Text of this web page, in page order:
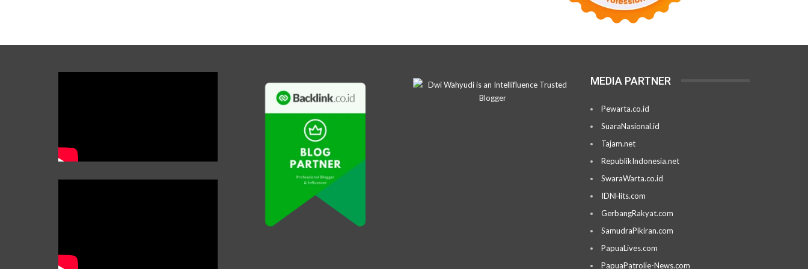
MEDIA PARTNER
Pewarta.co.id
SuaraNasional.id
Tajam.net
RepublikIndonesia.net
SwaraWarta.co.id
IDNHits.com
GerbangRakyat.com
SamudraPikiran.com
PapuaLives.com
PapuaPatrolie-News.com